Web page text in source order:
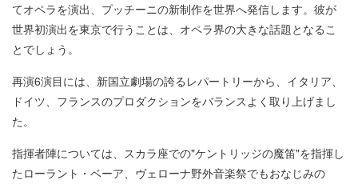
てオペラを演出、プッチーニの新制作を世界へ発信します。彼が
世界初演出を東京で行うことは、オペラ界の大きな話題となるこ
とでしょう。
再演6演目には、新国立劇場の誇るレパートリーから、イタリア、
ドイツ、フランスのプロダクションをバランスよく取り上げまし
た。
指揮者陣については、スカラ座での"ケントリッジの魔笛"を指揮し
たローラント・ベーア、ヴェローナ野外音楽祭でもおなじみの